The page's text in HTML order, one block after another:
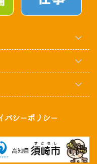
バシーポリシー